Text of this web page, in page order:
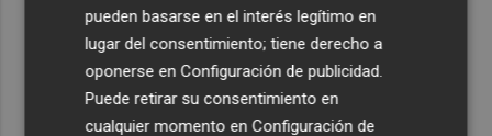
pueden basarse en el interés legítimo en
lugar del consentimiento; tiene derecho a
oponerse enConfiguración de publicidad.
Puede retirar su consentimiento en
cualquier momento enConfiguración de